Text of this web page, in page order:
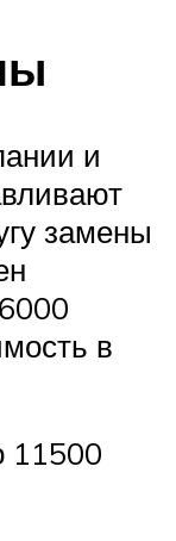
и
замены
в
11500